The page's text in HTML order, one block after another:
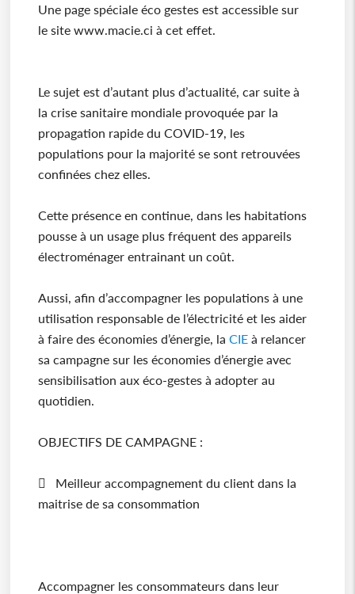
Une page spéciale éco gestes est accessible sur
le site www.macie.ci à cet effet.
Le sujet est d’autant plus d’actualité, car suite à
la crise sanitaire mondiale provoquée par la
propagation rapide du COVID-19, les
populations pour la majorité se sont retrouvées
confinées chez elles.
Cette présence en continue, dans les habitations
pousse à un usage plus fréquent des appareils
électroménager entrainant un coût.
Aussi, afin d’accompagner les populations à une
utilisation responsable de l’électricité et les aider
à faire des économies d’énergie, la CIEà relancer
sa campagne sur les économies d’énergie avec
sensibilisation aux éco-gestes à adopter au
quotidien.
OBJECTIFS DE CAMPAGNE :
 Meilleur accompagnement du client dans la
maitrise de sa consommation
Accompagner les consommateurs dans leur